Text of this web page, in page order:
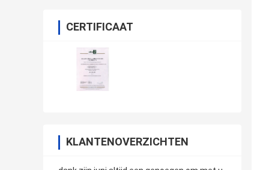
CERTIFICAAT
KLANTENOVERZICHTEN